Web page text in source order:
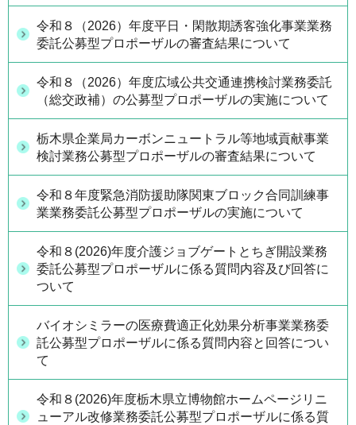
令和８（2026）年度平日・閑散期誘客強化事業業務
委託公募型プロポーザルの審査結果について
令和８（2026）年度広域公共交通連携検討業務委託
（総交政補）の公募型プロポーザルの実施について
栃木県企業局カーボンニュートラル等地域貢献事業
検討業務公募型プロポーザルの審査結果について
令和８年度緊急消防援助隊関東ブロック合同訓練事
業業務委託公募型プロポーザルの実施について
令和８(2026)年度介護ジョブゲートとちぎ開設業務
委託公募型プロポーザルに係る質問内容及び回答に
ついて
バイオシミラーの医療費適正化効果分析事業業務委
託公募型プロポーザルに係る質問内容と回答につい
て
令和８(2026)年度栃木県立博物館ホームページリニ
ューアル改修業務委託公募型プロポーザルに係る質